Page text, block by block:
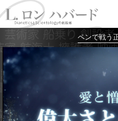
ペンで戦う